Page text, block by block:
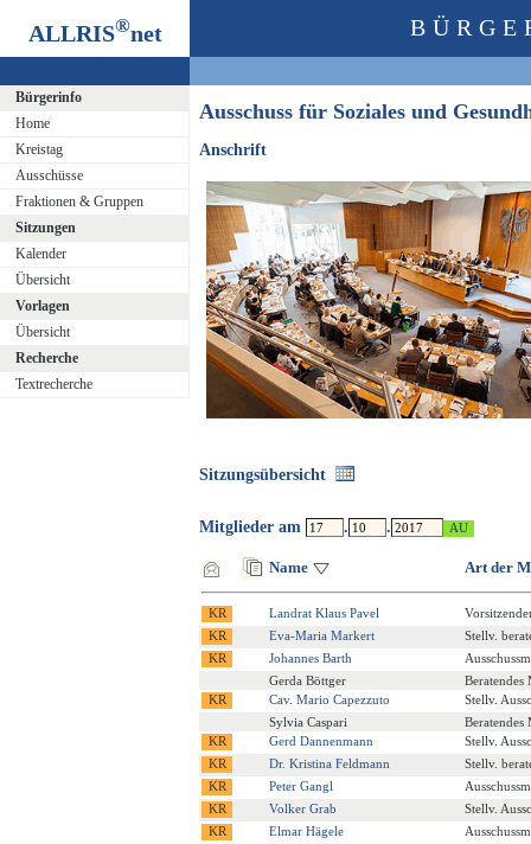
ALLRIS®net
Bürgerinfo
Home
Kreistag
Ausschüsse
Fraktionen & Gruppen
Sitzungen
Kalender
Übersicht
Vorlagen
Übersicht
Recherche
Textrecherche
Ausschuss für Soziales und
Anschrift
Sitzungsübersicht
Mitglieder am . .
Name Art der
Landrat Klaus Pavel
Eva-Maria Markert
Stellv.
Johannes Barth
Gerda Böttger
Beratendes
Cav. Mario Capezzuto
Stellv.
Sylvia Caspari
Beratendes
Gerd Dannenmann
Stellv.
Dr. Kristina Feldmann
Stellv.
Peter Gangl
Volker Grab
Stellv.
Elmar Hägele